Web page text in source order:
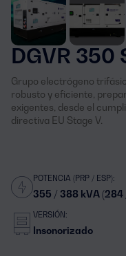
DGVR 350
Grupo electrógeno
robusto y eficiente,
exigentes, desde el
directiva EU Stage V.
POTENCIA (PRP / ESP):
355 / 388 kVA (284
VERSIÓN:
Insonorizado